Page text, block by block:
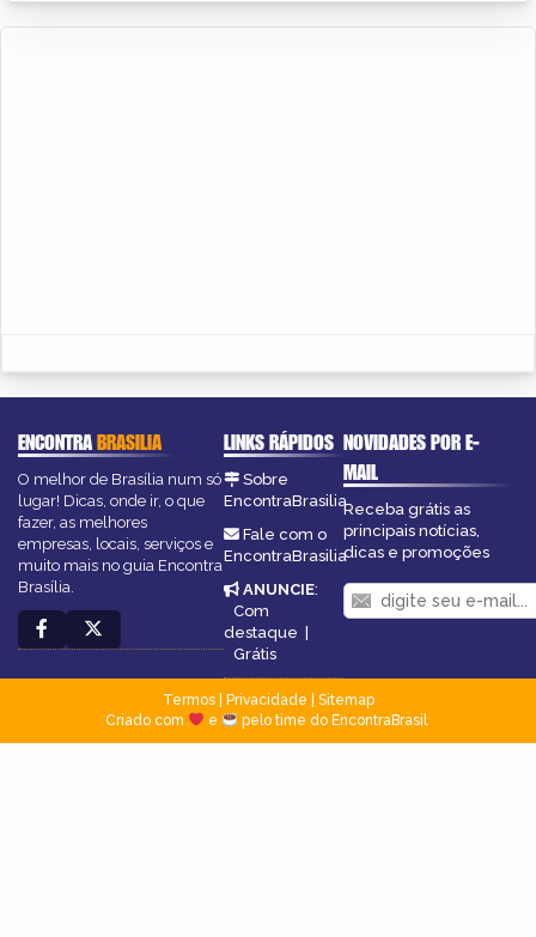
ENCONTRABRASILIA
O melhor de Brasília num só
lugar! Dicas, onde ir, o que
fazer, as melhores
empresas, locais, serviços e
muito mais no guia Encontra
Brasília.
LINKS RÁPIDOS
Sobre
EncontraBrasilia
Fale com o
EncontraBrasilia
ANUNCIE:
Com
destaque |
Grátis
NOVIDADES POR E-
MAIL
Receba grátis as
principais notícias,
dicas e promoções
Termos| Privacidade
Sitemap
Criado com
e pelo time do EncontraBrasil